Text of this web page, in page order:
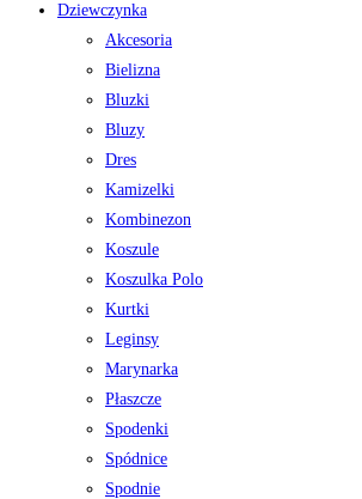
Dziewczynka
Akcesoria
Bielizna
Bluzki
Bluzy
Dres
Kamizelki
Kombinezon
Koszule
Koszulka Polo
Kurtki
Leginsy
Marynarka
Płaszcze
Spodenki
Spódnice
Spodnie